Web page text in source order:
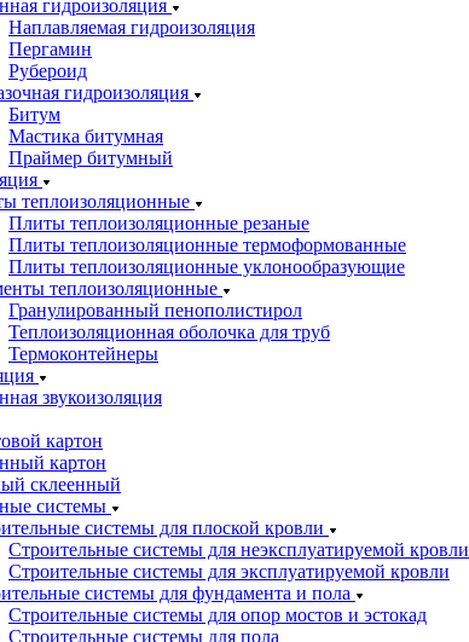
гидроизоляция
Наплавляемая гидроизоляция
Пергамин
Рубероид
гидроизоляция
Битум
Мастика битумная
Праймер битумный
теплоизоляционные
Плиты теплоизоляционные резаные
Плиты теплоизоляционные термоформованные
Плиты теплоизоляционные уклонообразующие
теплоизоляционные
Гранулированный пенополистирол
Теплоизоляционная оболочка для труб
Термоконтейнеры
звукоизоляция
картон
картон
склеенный
системы
системы для плоской кровли
Строительные системы для неэксплуатируемой кровли
Строительные системы для эксплуатируемой кровли
системы для фундамента и пола
Строительные системы для опор мостов и эстокад
Строительные системы для пола